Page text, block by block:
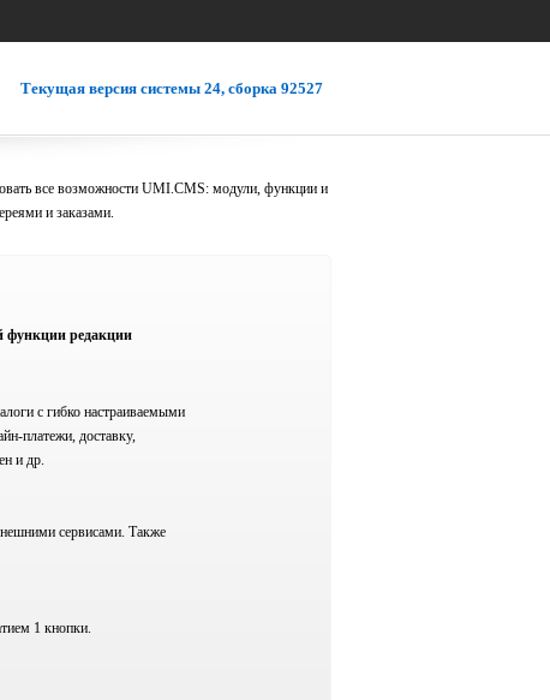
Текущая версия системы 24, сборка 92527
все возможности UMI.CMS: модули, функции и
и заказами.
функции редакции
с гибко настраиваемыми
платежи, доставку,
и др.
сервисами. Также
1 кнопки.